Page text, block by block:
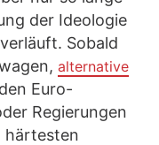
der Ideologie
Sobald
alternative
Euro-
Regierungen
härtesten